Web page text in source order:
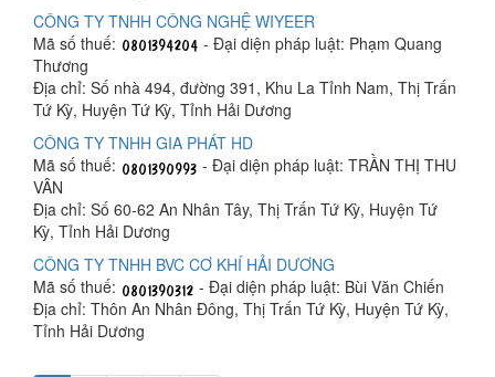
CÔNG TY TNHH CÔNG NGHỆ WIYEER
Mã số thuế:
- Đại diện pháp luật: Phạm Quang
Thương
Địa chỉ: Số nhà 494, đường 391, Khu La Tỉnh Nam, Thị Trấn
Tứ Kỳ, Huyện Tứ Kỳ, Tỉnh Hải Dương
CÔNG TY TNHH GIA PHÁT HD
Mã số thuế:
- Đại diện pháp luật: TRẦN THỊ THU
VÂN
Địa chỉ: Số 60-62 An Nhân Tây, Thị Trấn Tứ Kỳ, Huyện Tứ
Kỳ, Tỉnh Hải Dương
CÔNG TY TNHH BVC CƠ KHÍ HẢI DƯƠNG
Mã số thuế:
- Đại diện pháp luật: Bùi Văn Chiến
Địa chỉ: Thôn An Nhân Đông, Thị Trấn Tứ Kỳ, Huyện Tứ Kỳ,
Tỉnh Hải Dương